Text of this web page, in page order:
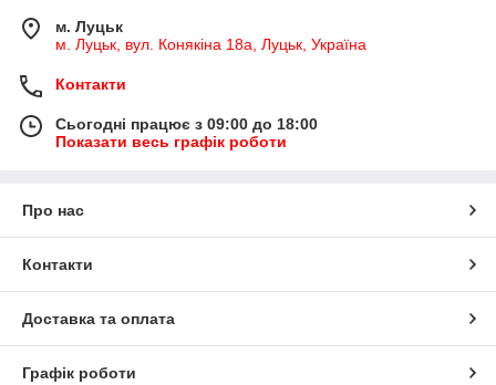
м. Луцьк
м. Луцьк, вул. Конякіна 18а, Луцьк, Україна
Контакти
Сьогодні працює з 09:00 до 18:00
Показати весь графік роботи
Про нас
Контакти
Доставка та оплата
Графік роботи